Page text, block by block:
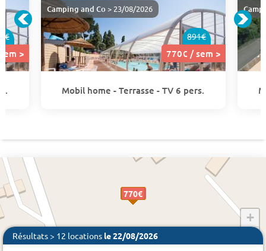
>
891€
770€ / sem >
Camping and Co > 23/08/2026
Mobil home - Terrasse - TV 6 pers.
770 €
770€
770€
649€
649€
770€
770€
649€
649€
770€
+
Résultats > 12 locations le 22/08/2026